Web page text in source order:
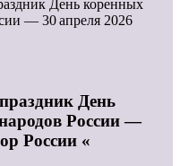
День коренных
— 30 апреля 2026
День
России —
России «